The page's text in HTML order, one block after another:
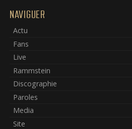
NAVIGUER
Actu
Fans
Live
Rammstein
Discographie
Paroles
Media
Site